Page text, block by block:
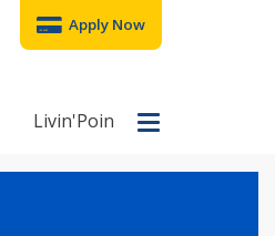
Apply Now
Livin'Poin